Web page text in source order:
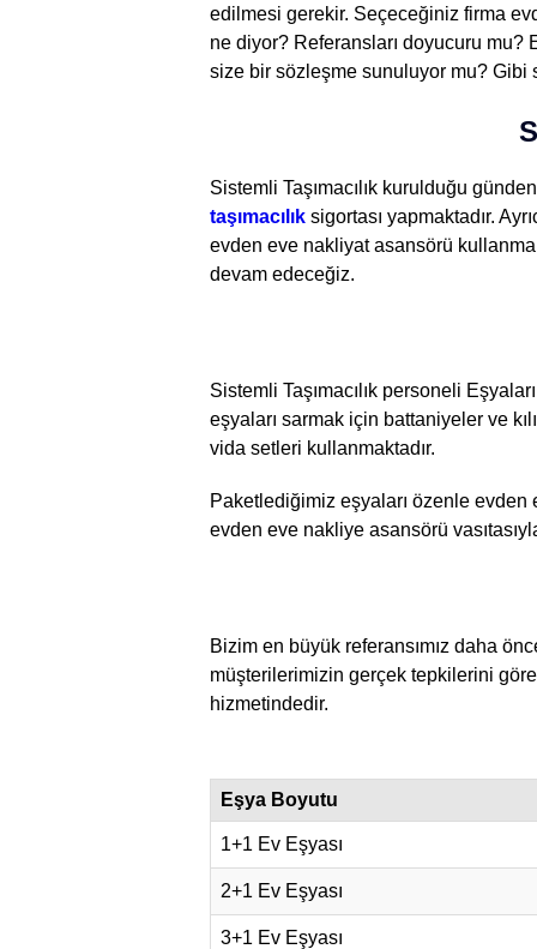
edilmesi gerekir. Seçeceğiniz firma
ne diyor? Referansları doyucuru mu?
size bir sözleşme sunuluyor mu? Gibi
Sistemli Taşımacılık kurulduğu
taşımacılık sigortası yapmaktadır.
evden eve nakliyat asansörü
devam edeceğiz.
Sistemli Taşımacılık personeli
eşyaları sarmak için battaniyeler ve
vida setleri kullanmaktadır.
Paketlediğimiz eşyaları özenle evden
evden eve nakliye asansörü
Bizim en büyük referansımız daha
müşterilerimizin gerçek tepkilerini
hizmetindedir.
Eşya Boyutu
1+1 Ev Eşyası
2+1 Ev Eşyası
3+1 Ev Eşyası